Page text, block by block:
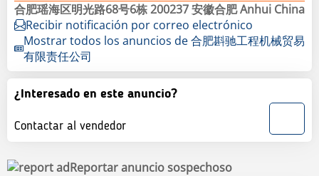
合肥瑶海区明光路68号6栋 200237 安徽合肥 Anhui China
Recibir notificación por correo electrónico
Mostrar todos los anuncios de 合肥斟驰工程机械贸易
有限责任公司
¿Interesado en este anuncio?
Contactar al vendedor
Reportar anuncio sospechoso